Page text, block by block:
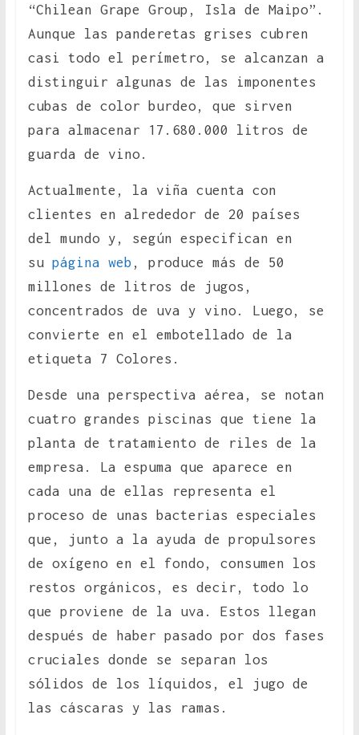
“Chilean Grape Group, Isla de Maipo”.
Aunque las panderetas grises cubren
casi todo el perímetro, se alcanzan a
distinguir algunas de las imponentes
cubas de color burdeo, que sirven
para almacenar 17.680.000 litros de
guarda de vino.
Actualmente, la viña cuenta con
clientes en alrededor de 20 países
del mundo y, según especifican en
su página web , produce más de 50
millones de litros de jugos,
concentrados de uva y vino. Luego, se
convierte en el embotellado de la
etiqueta 7 Colores.
Desde una perspectiva aérea, se notan
cuatro grandes piscinas que tiene la
planta de tratamiento de riles de la
empresa. La espuma que aparece en
cada una de ellas representa el
proceso de unas bacterias especiales
que, junto a la ayuda de propulsores
de oxígeno en el fondo, consumen los
restos orgánicos, es decir, todo lo
que proviene de la uva. Estos llegan
después de haber pasado por dos fases
cruciales donde se separan los
sólidos de los líquidos, el jugo de
las cáscaras y las ramas.